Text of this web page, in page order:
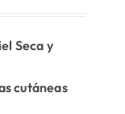
Seca y
cutáneas